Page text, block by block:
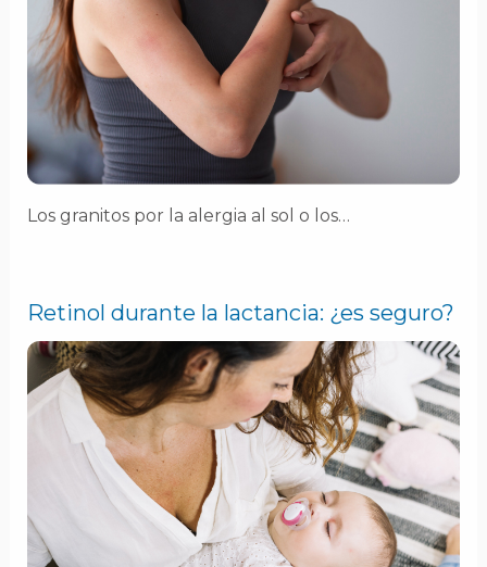
Los granitos por la alergia al sol o los…
Retinol durante la lactancia: ¿es seguro?